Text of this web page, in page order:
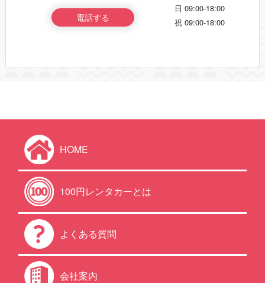
電話する
日 09:00-18:00
祝 09:00-18:00
HOME
100円レンタカーとは
よくある質問
会社案内